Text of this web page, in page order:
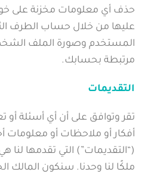
حذف أي معلومات مخزنة على
عليها من خلال حساب الطرف
المستخدم وصورة الملف
مرتبطة بحسابك.
التقديمات
تقر وتوافق على أن أي أسئلة أو
أفكار أو ملاحظات أو معلومات
(“التقديمات”) التي تقدمها
ملكًا لنا وحدنا. سنكون المالك